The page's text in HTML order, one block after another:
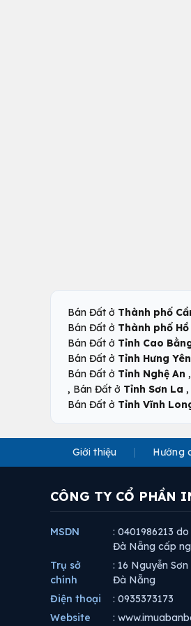
Bán Đất ở Thành phố
Bán Đất ở Thành phố Hồ
Bán Đất ở Tỉnh Cao
Bán Đất ở Tỉnh Hưng Yên
Bán Đất ở Tỉnh Nghệ An ,
, Bán Đất ở Tỉnh Sơn La ,
Bán Đất ở Tỉnh Vĩnh
Giới thiệu Hướng
CÔNG TY CỔ PHẦN
MSDN
: 0401986213
Đà Nẵng cấp
Trụ sở
chính
: 16 Nguyễn
Đà Nẵng
Điện thoại
: 0935373173
Website
: